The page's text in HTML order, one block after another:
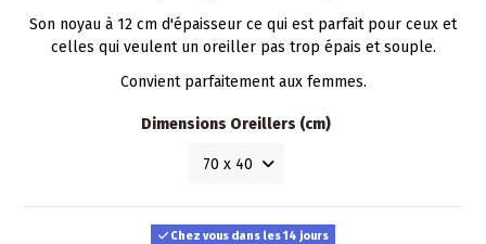
Son noyau à 12 cm d'épaisseur ce qui est parfait pour ceux et
celles qui veulent un oreiller pas trop épais et souple.
Convient parfaitement aux femmes.
Dimensions Oreillers (cm)
Chez vous dans les 14 jours